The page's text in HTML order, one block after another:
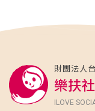
財團法人
樂扶
ILOVE